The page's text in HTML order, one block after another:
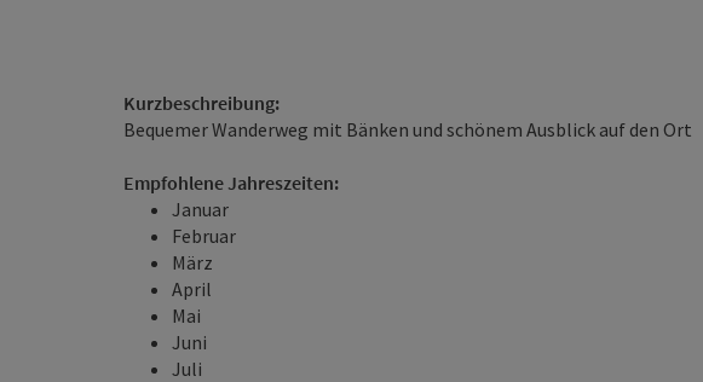
Kurzbeschreibung:
Bequemer Wanderweg mit Bänken und schönem Ausblick auf den Ort
Empfohlene Jahreszeiten:
Januar
Februar
März
April
Mai
Juni
Juli